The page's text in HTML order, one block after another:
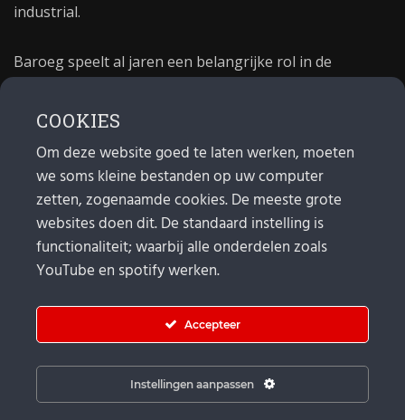
industrial.
Baroeg speelt al jaren een belangrijke rol in de
poppodium 40 jaar.
MAIL
Algemeen: info@baroeg.nl
Bands & boeking: leon@baroeg.nl
Promotie & publiciteit: francis@baroeg.nl
COOKIES
Om deze website goed te laten werken, moeten
we soms kleine bestanden op uw computer
zetten, zogenaamde cookies. De meeste grote
websites doen dit. De standaard instelling is
functionaliteit; waarbij alle onderdelen zoals
YouTube en spotify werken.
Accepteer
Instellingen aanpassen